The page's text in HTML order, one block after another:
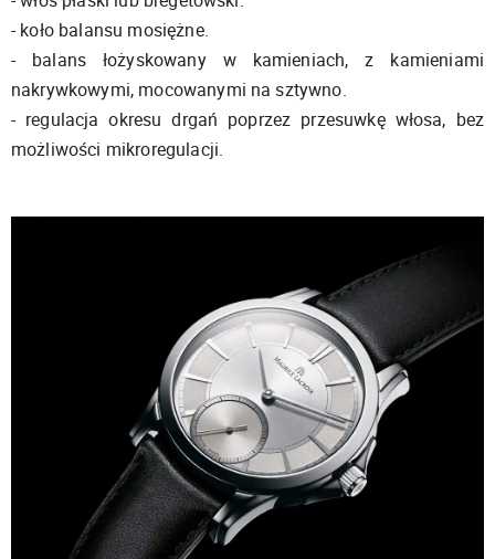
- koło balansu mosiężne.
- balans łożyskowany w kamieniach, z kamieniami
nakrywkowymi, mocowanymi na sztywno.
- regulacja okresu drgań poprzez przesuwkę włosa, bez
możliwości mikroregulacji.